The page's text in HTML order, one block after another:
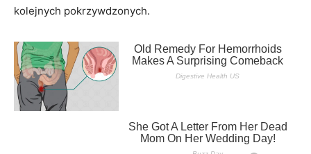
kolejnych pokrzywdzonych.